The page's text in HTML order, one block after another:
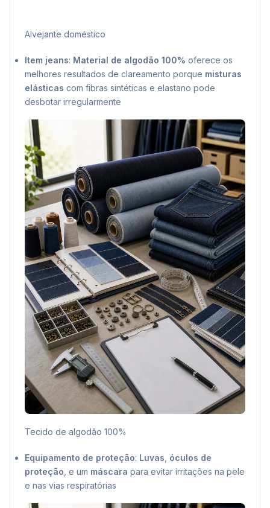
Alvejante doméstico
Item jeans: Material de algodão 100% oferece os
melhores resultados de clareamento porque misturas
elásticas com fibras sintéticas e elastano pode
desbotar irregularmente
Tecido de algodão 100%
Equipamento de proteção: Luvas óculos de
proteção , e um máscara para evitar irritações na pele
e nas vias respiratórias